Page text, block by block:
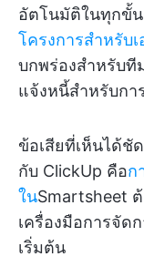
อัตโนมัติในทุกขั้
โครงการสำหรับ
บกพร่องสำหรับ
แจ้งหนี้สำหรับก
ข้อเสียที่เห็นได้ชั
กับ ClickUp คือก
ในSmartsheet
เครื่องมือการจัด
เริ่มต้น